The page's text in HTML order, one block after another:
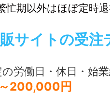
忙期以外はほぼ定時
トとの両立も可能。
」のさつま揚げを全
です。
サイトの受注
時刻はシフト表により決定し、週平均の労働時間
200,000円